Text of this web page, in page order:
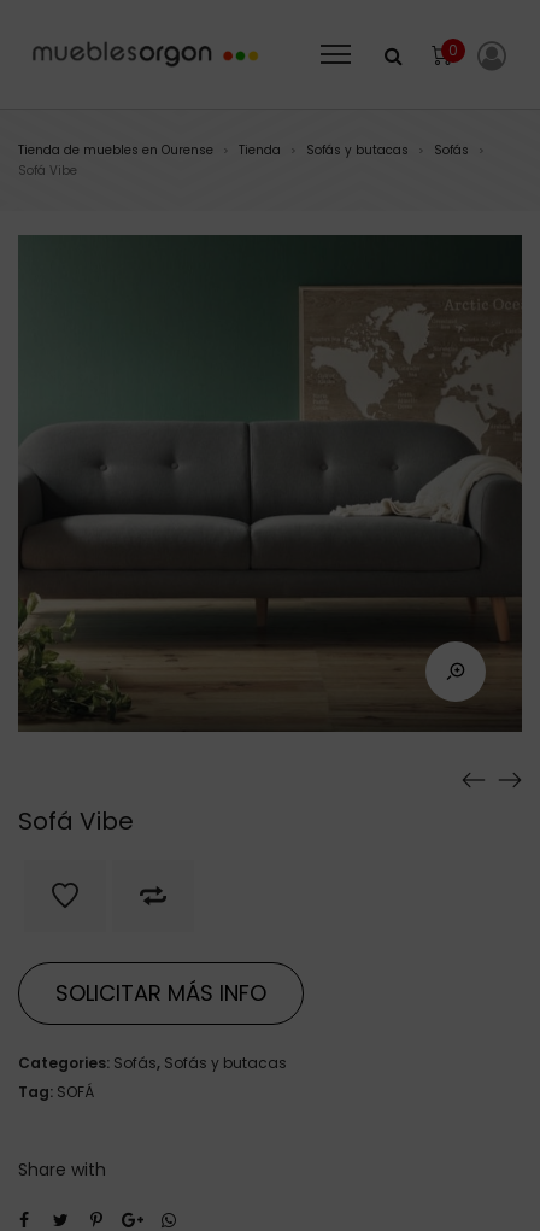
0
Tienda de muebles en Ourense > Tienda > Sofás y butacas > Sofás >
Sofá Vibe
Sofá Vibe
SOLICITAR MÁS INFO
Categories: Sofás, Sofás y butacas
Tag: SOFÁ
Share with